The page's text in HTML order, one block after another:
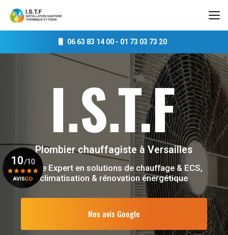
contenu
06 63 83 14 00- 01 73 03 73 20
Plombier chauffagisteà Versailles
Votre Expert en solutions de chauffage & ECS,
climatisation & rénovation énergétique
Nos avis Google
10/10